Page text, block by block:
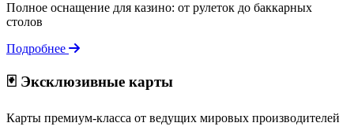
Полное оснащение для казино: от рулеток до баккарных
столов
Подробнее
🃏 Эксклюзивные карты
Карты премиум-класса от ведущих мировых производителей